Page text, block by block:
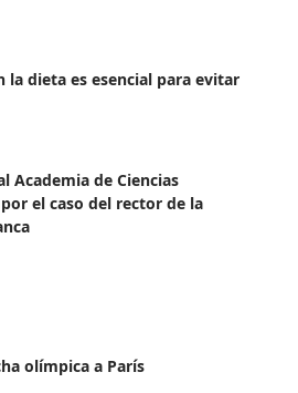
la dieta es esencial para evitar
Academia de Ciencias
el caso del rector de la
olímpica a París